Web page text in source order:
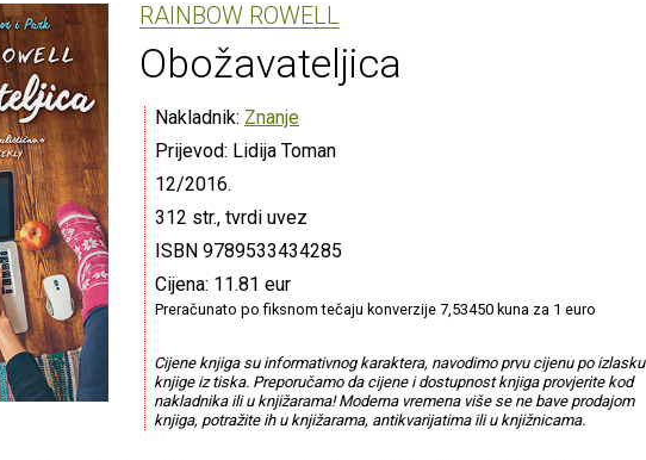
RAINBOW ROWELL
Obožavateljica
Nakladnik: Znanje
Prijevod: Lidija Toman
12/2016.
312 str., tvrdi uvez
ISBN 9789533434285
Cijena: 11.81 eur
Preračunato po fiksnom tečaju konverzije 7,53450 kuna za 1 euro
Cijene knjiga su informativnog karaktera, navodimo prvu cijenu po izlasku
knjige iz tiska. Preporučamo da cijene i dostupnost knjiga provjerite kod
nakladnika ili u knjižarama! Moderna vremena više se ne bave prodajom
knjiga, potražite ih u knjižarama, antikvarijatima ili u knjižnicama.